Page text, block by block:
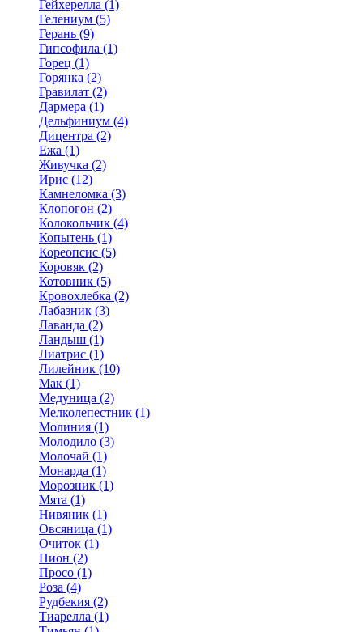
Гейхерелла (1)
Гелениум (5)
Герань (9)
Гипсофила (1)
Горец (1)
Горянка (2)
Гравилат (2)
Дармера (1)
Дельфиниум (4)
Дицентра (2)
Ежа (1)
Живучка (2)
Ирис (12)
Камнеломка (3)
Клопогон (2)
Колокольчик (4)
Копытень (1)
Кореопсис (5)
Коровяк (2)
Котовник (5)
Кровохлебка (2)
Лабазник (3)
Лаванда (2)
Ландыш (1)
Лиатрис (1)
Лилейник (10)
Мак (1)
Медуница (2)
Мелколепестник (1)
Молиния (1)
Молодило (3)
Молочай (1)
Монарда (1)
Морозник (1)
Мята (1)
Нивяник (1)
Овсяница (1)
Очиток (1)
Пион (2)
Просо (1)
Роза (4)
Рудбекия (2)
Тиарелла (1)